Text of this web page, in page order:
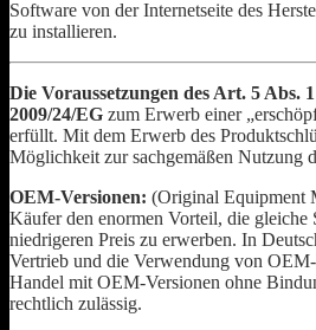
Software von der Internetseite des
zu installieren.
Die Voraussetzungen des Art. 5 Abs.
2009/24/EG zum Erwerb einer
erfüllt. Mit dem Erwerb des
Möglichkeit zur sachgemäßen Nutzung
OEM-Versionen: (Original Equipment
Käufer den enormen Vorteil, die gleiche
niedrigeren Preis zu erwerben. In
Vertrieb und die Verwendung von
Handel mit OEM-Versionen ohne
rechtlich zulässig.